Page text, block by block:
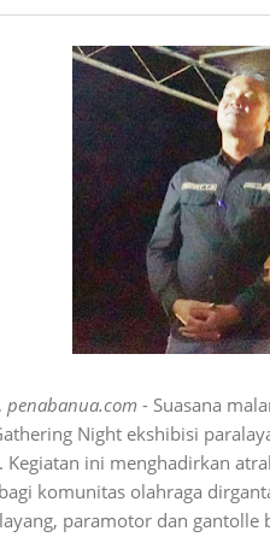
, penabanua.com - Suasana
Night ekshibisi
ini menghadirkan
komunitas olahraga
paramotor dan